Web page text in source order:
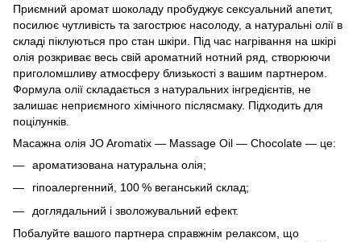
Приємний аромат шоколаду пробуджує сексуальний апетит,
посилює чутливість та загострює насолоду, а натуральні олії в
складі піклуються про стан шкіри. Під час нагрівання на шкірі
олія розкриває весь свій ароматний нотний ряд, створюючи
приголомшливу атмосферу близькості з вашим партнером.
Формула олії складається з натуральних інгредієнтів, не
залишає неприємного хімічного післясмаку. Підходить для
поцілунків.
Масажна олія JO Aromatix — Massage Oil — Chocolate — це:
ароматизована натуральна олія;
гіпоалергенний, 100 % веганський склад;
доглядальний і зволожувальний ефект.
Побалуйте вашого партнера справжнім релаксом, що